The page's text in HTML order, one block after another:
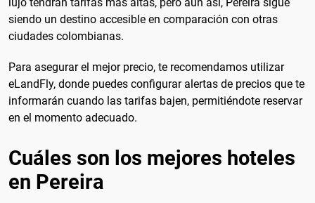
lujo tendrán tarifas más altas, pero aún así, Pereira sigue
siendo un destino accesible en comparación con otras
ciudades colombianas.
Para asegurar el mejor precio, te recomendamos utilizar
eLandFly, donde puedes configurar alertas de precios que te
informarán cuando las tarifas bajen, permitiéndote reservar
en el momento adecuado.
Cuáles son los mejores hoteles
en Pereira